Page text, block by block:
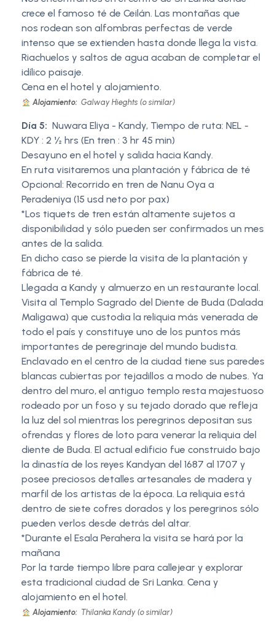
crece el famoso té de Ceilán. Las montañas que
nos rodean son alfombras perfectas de verde
intenso que se extienden hasta donde llega la vista.
Riachuelos y saltos de agua acaban de completar el
idílico paisaje.
Cena en el hotel y alojamiento.
Alojamiento: Galway Hieghts (o similar)
Día 5: Nuwara Eliya - Kandy, Tiempo de ruta: NEL -
KDY : 2 ½ hrs (En tren : 3 hr 45 min)
Desayuno en el hotel y salida hacia Kandy.
En ruta visitaremos una plantación y fábrica de té
Opcional: Recorrido en tren de Nanu Oya a
Peradeniya (15 usd neto por pax)
*Los tiquets de tren están altamente sujetos a
disponibilidad y sólo pueden ser confirmados un mes
antes de la salida.
En dicho caso se pierde la visita de la plantación y
fábrica de té.
Llegada a Kandy y almuerzo en un restaurante local.
Visita al Templo Sagrado del Diente de Buda (Dalada
Maligawa) que custodia la reliquia más venerada de
todo el país y constituye uno de los puntos más
importantes de peregrinaje del mundo budista.
Enclavado en el centro de la ciudad tiene sus paredes
blancas cubiertas por tejadillos a modo de nubes. Ya
dentro del muro, el antiguo templo resta majestuoso
rodeado por un foso y su tejado dorado que refleja
la luz del sol mientras los peregrinos depositan sus
ofrendas y flores de loto para venerar la reliquia del
diente de Buda. El actual edificio fue construido bajo
la dinastía de los reyes Kandyan del 1687 al 1707 y
posee preciosos detalles artesanales de madera y
marfil de los artistas de la época. La reliquia está
dentro de siete cofres dorados y los peregrinos sólo
pueden verlos desde detrás del altar.
*Durante el Esala Perahera la visita se hará por la
mañana
Por la tarde tiempo libre para callejear y explorar
esta tradicional ciudad de Sri Lanka. Cena y
alojamiento en el hotel.
Alojamiento: Thilanka Kandy (o similar)